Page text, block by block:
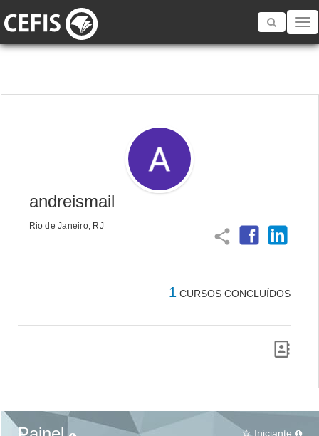
Toggle
andreismail
Rio de Janeiro, RJ
share
1 CURSOS CONCLUÍDOS
star_border Iniciante